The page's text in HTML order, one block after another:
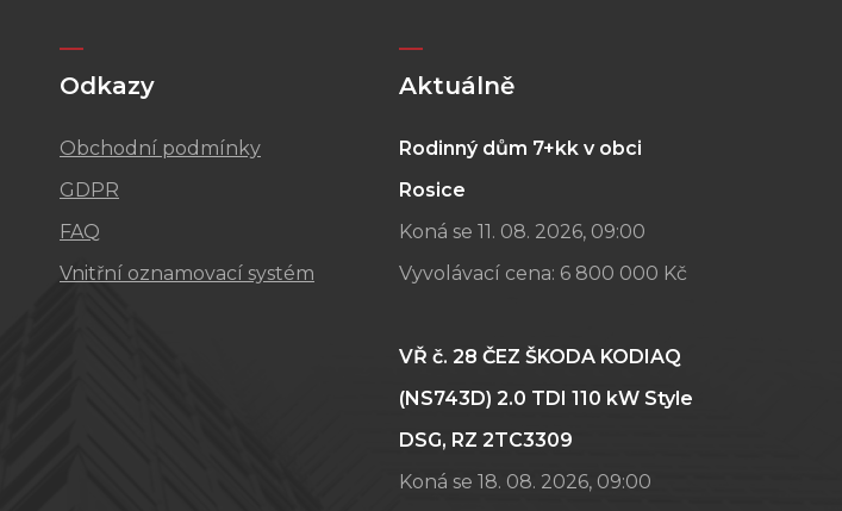
Odkazy
Obchodní podmínky
GDPR
FAQ
Vnitřní oznamovací systém
Aktuálně
Rodinný dům 7+kk v obci
Rosice
Koná se 11. 08. 2026, 09:00
Vyvolávací cena: 6 800 000 Kč
VŘ č. 28 ČEZ ŠKODA KODIAQ
(NS743D) 2.0 TDI 110 kW Style
DSG, RZ 2TC3309
Koná se 18. 08. 2026, 09:00